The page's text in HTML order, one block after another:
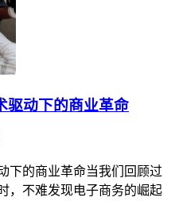
驱动下的商业革命
下的商业革命当我们回顾过
，不难发现电子商务的崛起